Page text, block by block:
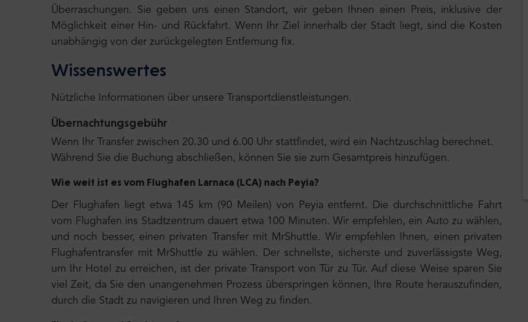
Überraschungen. Sie geben uns einen Standort, wir geben Ihnen einen Preis, inklusive der
Möglichkeit einer Hin- und Rückfahrt. Wenn Ihr Ziel innerhalb der Stadt liegt, sind die Kosten
unabhängig von der zurückgelegten Entfernung fix.
Wissenswertes
Nützliche Informationen über unsere Transportdienstleistungen.
Übernachtungsgebühr
Wenn Ihr Transfer zwischen 20.30 und 6.00 Uhr stattfindet, wird ein Nachtzuschlag berechnet.
Während Sie die Buchung abschließen, können Sie sie zum Gesamtpreis hinzufügen.
Wie weit ist es vom Flughafen Larnaca (LCA) nach Peyia?
Der Flughafen liegt etwa 145 km (90 Meilen) von Peyia entfernt. Die durchschnittliche Fahrt
vom Flughafen ins Stadtzentrum dauert etwa 100 Minuten. Wir empfehlen, ein Auto zu wählen,
und noch besser, einen privaten Transfer mit MrShuttle. Wir empfehlen Ihnen, einen privaten
Flughafentransfer mit MrShuttle zu wählen. Der schnellste, sicherste und zuverlässigste Weg,
um Ihr Hotel zu erreichen, ist der private Transport von Tür zu Tür. Auf diese Weise sparen Sie
viel Zeit, da Sie den unangenehmen Prozess überspringen können, Ihre Route herauszufinden,
durch die Stadt zu navigieren und Ihren Weg zu finden.